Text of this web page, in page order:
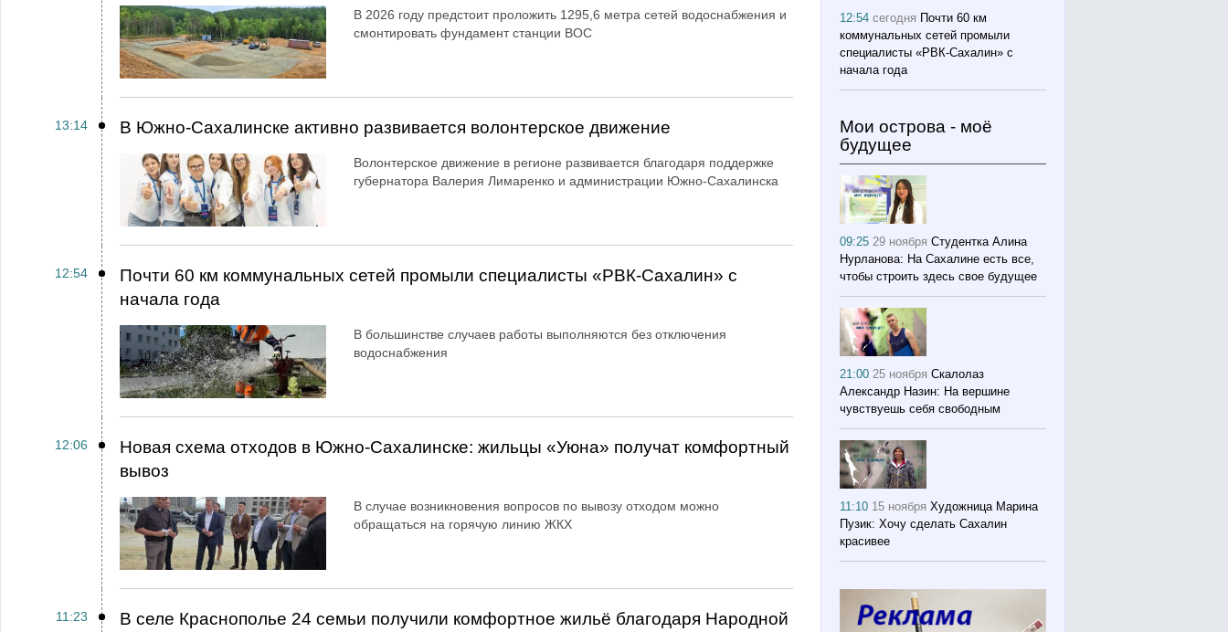
В 2026 году предстоит проложить 1295,6 метра сетей водоснабжения и
смонтировать фундамент станции ВОС
13:14 В Южно-Сахалинске активно развивается волонтерское движение
Волонтерское движение в регионе развивается благодаря поддержке
губернатора Валерия Лимаренко и администрации Южно-Сахалинска
12:54
Почти 60 км коммунальных сетей промыли специалисты «РВК‑Сахалин» с
начала года
В большинстве случаев работы выполняются без отключения
водоснабжения
12:06
Новая схема отходов в Южно-Сахалинске: жильцы «Уюна» получат комфортный
вывоз
В случае возникновения вопросов по вывозу отходом можно
обращаться на горячую линию ЖКХ
11:23
В селе Краснополье 24 семьи получили комфортное жильё благодаря Народной
12:54сегодня Почти 60 км
коммунальных сетей промыли
специалисты «РВК‑Сахалин» с
начала года
Мои острова - моё
будущее
09:25 29 ноября Студентка Алина
Нурланова: На Сахалине есть все,
чтобы строить здесь свое будущее
21:0025 ноября Скалолаз
Александр Назин: На вершине
чувствуешь себя свободным
11:10 15 ноября Художница Марина
Пузик: Хочу сделать Сахалин
красивее